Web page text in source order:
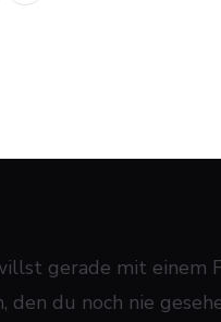
gerade mit einem
du noch nie